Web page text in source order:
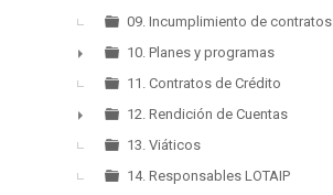
►
09. Incumplimiento de contratos
►
10. Planes y programas
11. Contratos de Crédito
►
12. Rendición de Cuentas
13. Viáticos
14. Responsables LOTAIP